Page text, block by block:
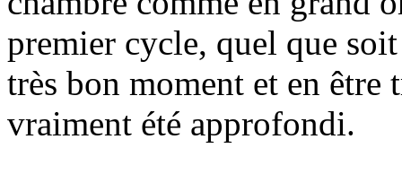
premier cycle, quel que
très bon moment et en être
vraiment été approfondi.